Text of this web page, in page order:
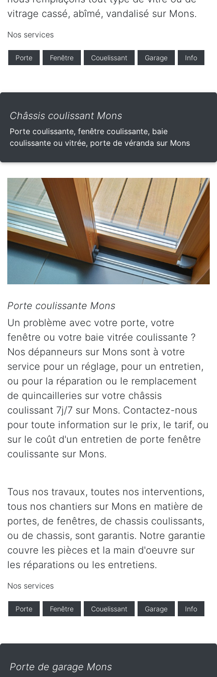
vitrage cassé, abîmé, vandalisé sur Mons.
Nos services
Porte Fenêtre Couelissant Garage Info
Châssis coulissant Mons
Porte coulissante, fenêtre coulissante, baie
coulissante ou vitrée, porte de véranda sur Mons
Porte coulissante Mons
Un problème avec votre porte, votre
fenêtre ou votre baie vitrée coulissante ?
Nos dépanneurs sur Mons sont à votre
service pour un réglage, pour un entretien,
ou pour la réparation ou le remplacement
de quincailleries sur votre châssis
coulissant 7j/7 sur Mons. Contactez-nous
pour toute information sur le prix, le tarif, ou
sur le coût d'un entretien de porte fenêtre
coulissante sur Mons.
Tous nos travaux, toutes nos interventions,
tous nos chantiers sur Mons en matière de
portes, de fenêtres, de chassis coulissants,
ou de chassis, sont garantis. Notre garantie
couvre les pièces et la main d'oeuvre sur
les réparations ou les entretiens.
Nos services
Porte Fenêtre Couelissant Garage Info
Porte de garage Mons